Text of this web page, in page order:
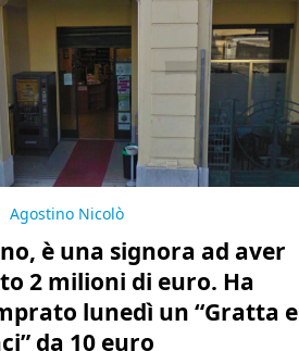
Agostino Nicolò
è una signora ad aver
2 milioni di euro. Ha
lunedì un “Gratta e
da 10 euro